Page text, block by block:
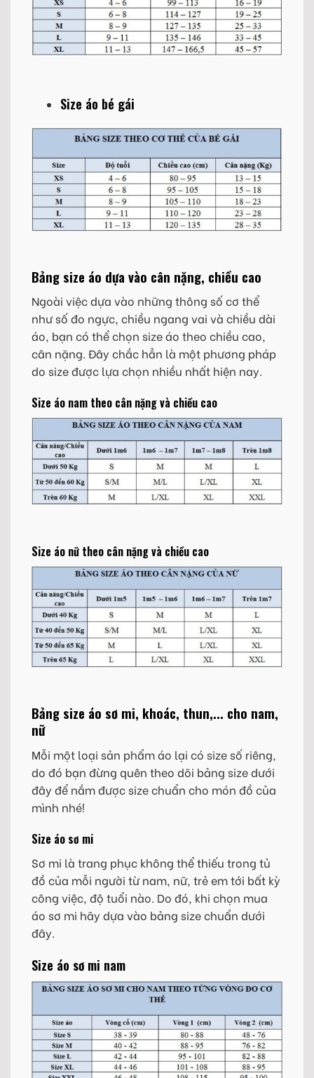
Size áo bé gái
Bảng size áo dựa vào cân nặng, chiều cao
Ngoài việc dựa vào những thông số cơ thể
như số đo ngực, chiều ngang vai và chiều dài
áo, bạn có thể chọn size áo theo chiều cao,
cân nặng. Đây chắc hẳn là một phương pháp
do size được lựa chọn nhiều nhất hiện nay.
Size áo nam theo cân nặng và chiều cao
Size áo nữ theo cân nặng và chiều cao
Bảng size áo sơ mi, khoác, thun,... cho nam,
nữ
Mỗi một loại sản phẩm áo lại có size số riêng,
do đó bạn đừng quên theo dõi bảng size dưới
đây để nắm được size chuẩn cho món đồ của
mình nhé!
Size áo sơ mi
Sơ mi là trang phục không thể thiếu trong tủ
đồ của mỗi người từ nam, nữ, trẻ em tới bất kỳ
công việc, độ tuổi nào. Do đó, khi chọn mua
áo sơ mi hãy dựa vào bảng size chuẩn dưới
đây.
Size áo sơ mi nam